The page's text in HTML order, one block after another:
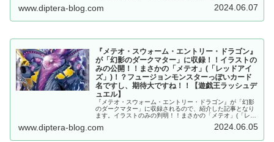
ル】
www.diptera-blog.com 2024.06.07
『メテオ・スウォーム・エントリー・ドラゴン』
が「幻影のダークマター」に収録！！イラストの
みの公開！！まさかの「メテオ」(「レッドアイ
ズ」)！？フュージョンモンスターっぽいカード
名ですし、期待大ですね！！【遊戯王ラッシュデ
ュエル】
『メテオ・スウォーム・エントリー・ドラゴン』が「幻影
のダークマター」に収録されるので、紹介した記事となり
ます。イラストのみの判明！！まさかの「メテオ」(「レッ
すし、期待大ですね！！遊戯王ラッシュデュエル
www.diptera-blog.com 2024.06.05